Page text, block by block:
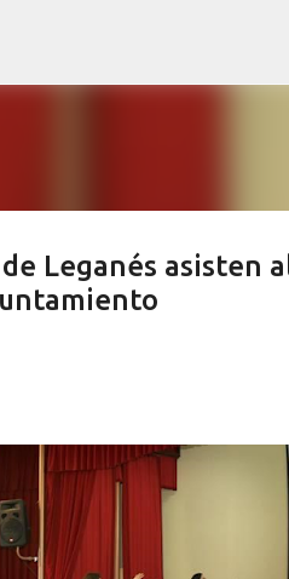
Leganés asisten